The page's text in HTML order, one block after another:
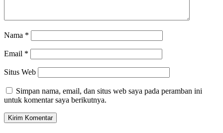
Nama *
Email *
Situs Web
Simpan nama, email, dan situs web saya pada peramban ini
untuk komentar saya berikutnya.